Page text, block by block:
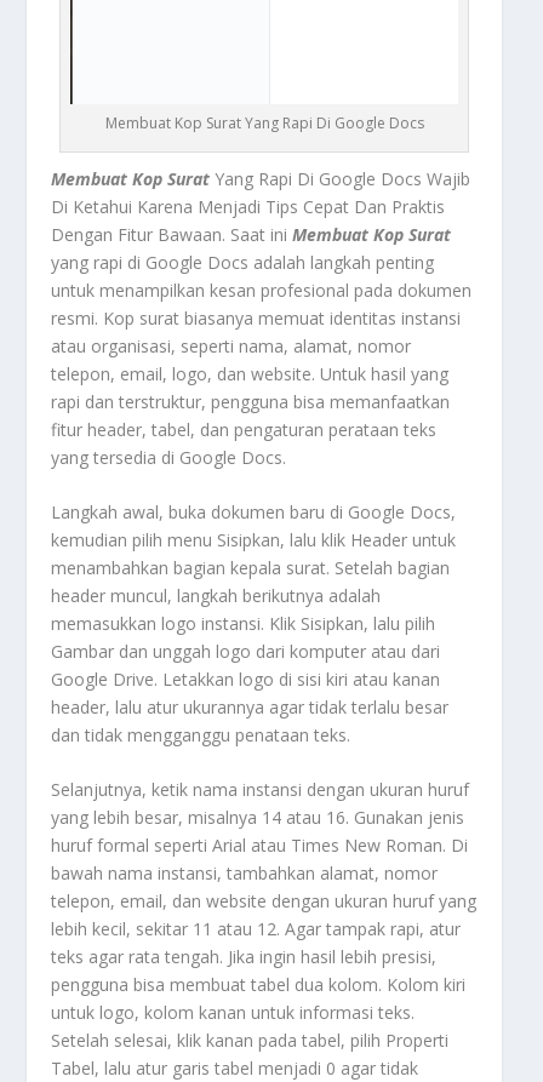
Membuat Kop Surat Yang Rapi Di Google Docs
Membuat Kop Surat Yang Rapi Di Google Docs Wajib
Di Ketahui Karena Menjadi Tips Cepat Dan Praktis
Dengan Fitur Bawaan. Saat iniMembuat Kop Surat
yang rapi di Google Docs adalah langkah penting
untuk menampilkan kesan profesional pada dokumen
resmi. Kop surat biasanya memuat identitas instansi
atau organisasi, seperti nama, alamat, nomor
telepon, email, logo, dan website. Untuk hasil yang
rapi dan terstruktur, pengguna bisa memanfaatkan
fitur header, tabel, dan pengaturan perataan teks
yang tersedia di Google Docs.
Langkah awal, buka dokumen baru di Google Docs,
kemudian pilih menu Sisipkan, lalu klik Header untuk
menambahkan bagian kepala surat. Setelah bagian
header muncul, langkah berikutnya adalah
memasukkan logo instansi. Klik Sisipkan, lalu pilih
Gambar dan unggah logo dari komputer atau dari
Google Drive. Letakkan logo di sisi kiri atau kanan
header, lalu atur ukurannya agar tidak terlalu besar
dan tidak mengganggu penataan teks.
Selanjutnya, ketik nama instansi dengan ukuran huruf
yang lebih besar, misalnya 14 atau 16. Gunakan jenis
huruf formal seperti Arial atau Times New Roman. Di
bawah nama instansi, tambahkan alamat, nomor
telepon, email, dan website dengan ukuran huruf yang
lebih kecil, sekitar 11 atau 12. Agar tampak rapi, atur
teks agar rata tengah. Jika ingin hasil lebih presisi,
pengguna bisa membuat tabel dua kolom. Kolom kiri
untuk logo, kolom kanan untuk informasi teks.
Setelah selesai, klik kanan pada tabel, pilih Properti
Tabel, lalu atur garis tabel menjadi 0 agar tidak